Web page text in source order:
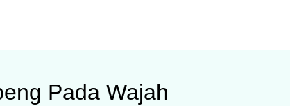
Pada Wajah